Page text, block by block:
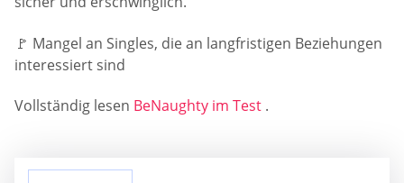
🚩 Mangel an Singles, die an langfristigen Beziehungen
interessiert sind
Vollständig lesen BeNaughty im Test .